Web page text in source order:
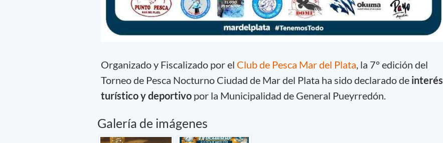
Organizado y Fiscalizado por el Club de Pesca Mar del Plata, la 7° edición del
Torneo de Pesca Nocturno Ciudad de Mar del Plata ha sido declarado de interés
turístico y deportivopor la Municipalidad de General Pueyrredón.
Galería de imágenes